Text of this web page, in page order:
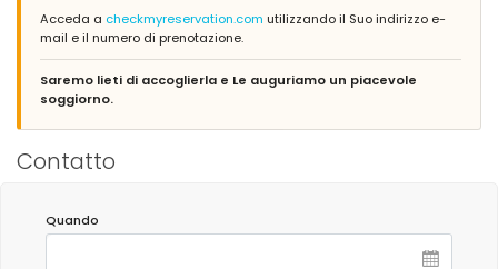
Acceda a checkmyreservation.com utilizzando il Suo indirizzo e-
mail e il numero di prenotazione.
Saremo lieti di accoglierla e Le auguriamo un piacevole
soggiorno.
Contatto
Quando